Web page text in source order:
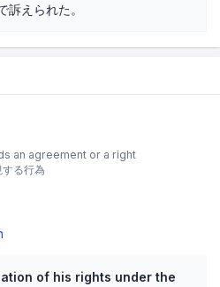
訴えられた。
an agreement or a right
る行為
of his rights under the